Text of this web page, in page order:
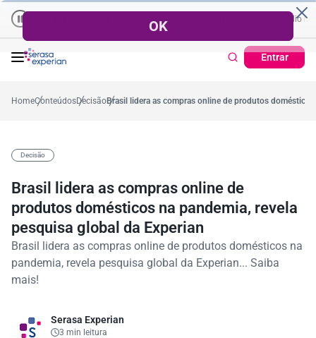
-0,2% Empresas | Recuperação de Crédito Percentual médio no
Entrar
no ano Cartão de Crédito |
HomeConteúdosDecisãoBrasil lidera as compras online de produtos
Decisão
Brasil lidera as compras online de
produtos domésticos na pandemia, revela
pesquisa global da Experian
Brasil lidera as compras online de produtos domésticos na
pandemia, revela pesquisa global da Experian... Saiba
mais!
Serasa Experian
3 min leitura